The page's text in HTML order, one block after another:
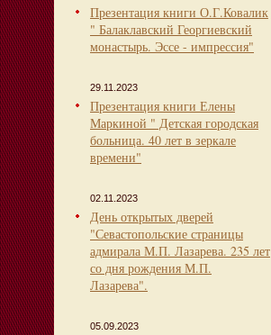
Презентация книги О.Г.Ковалик
" Балаклавский Георгиевский
монастырь. Эссе - импрессия"
29.11.2023
Презентация книги Елены
Маркиной " Детская городская
больница. 40 лет в зеркале
времени"
02.11.2023
День открытых дверей
"Севастопольские страницы
адмирала М.П. Лазарева. 235 лет
со дня рождения М.П.
Лазарева".
05.09.2023